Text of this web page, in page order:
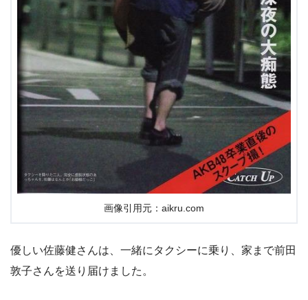
画像引用元：aikru.com
優しい佐藤健さんは、一緒にタクシーに乗り、家まで前田
敦子さんを送り届けました。